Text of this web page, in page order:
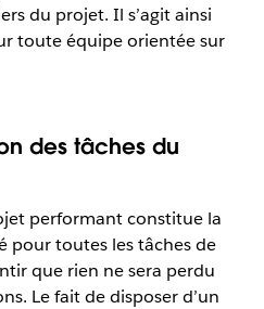
du projet. Il s’agit ainsi
toute équipe orientée sur
des tâches du
performant constitue la
pour toutes les tâches de
que rien ne sera perdu
Le fait de disposer d’un